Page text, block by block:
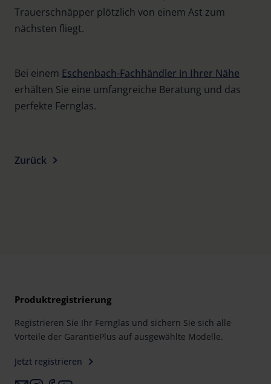
Trauerschnäpper plötzlich von einem Ast zum
nächsten fliegt.
Bei einem Eschenbach-Fachhändler in Ihrer Nähe
erhälten Sie eine umfangreiche Beratung und das
perfekte Fernglas.
Zurück
Produktregistrierung
Registrieren Sie Ihr Fernglas und sichern Sie sich alle
Vorteile der GarantiePlus auf ausgewählte Modelle.
Jetzt registrieren